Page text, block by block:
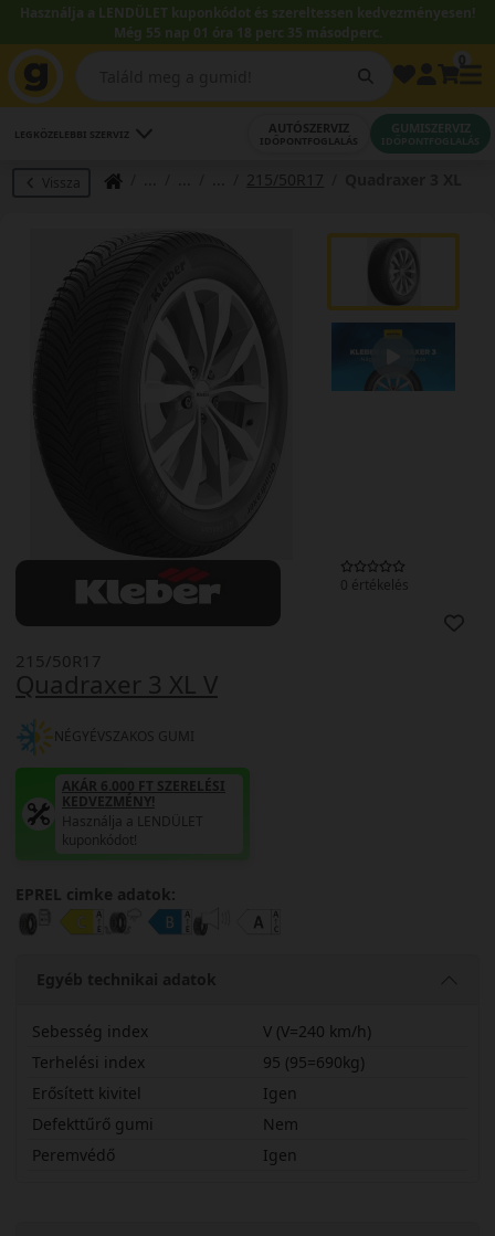
Használja a LENDÜLET kuponkódot és szereltessen kedvezményesen!
Még 55 nap 01 óra 18 perc 35 másodperc.
LEGKÖZELEBBI SZERVIZ AUTÓSZERVIZ
IDŐPONTFOGLALÁS
GUMISZERVIZ
IDŐPONTFOGLALÁS
Vissza 215/50R17
0 értékelés
Quadraxer 3 XL V
215/50R17
NÉGYÉVSZAKOS GUMI
AKÁR 6.000 FT SZERELÉSI
KEDVEZMÉNY!
Használja a LENDÜLET
kuponkódot!
EPREL cimke adatok:
Egyéb technikai adatok
Sebesség index
V (V=240 km/h)
Terhelési index
95 (95=690kg)
Erősített kivitel
Igen
Defekttűrő gumi
Nem
Peremvédő
Igen